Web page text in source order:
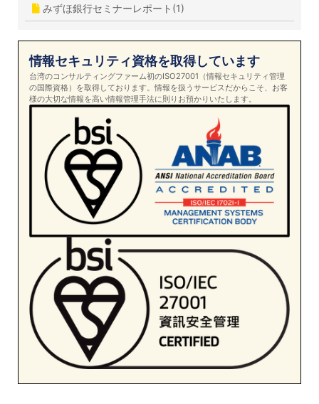
みずほ銀行セミナーレポート(1)
情報セキュリティ資格を取得しています
台湾のコンサルティングファーム初のISO27001（情報セキュリティ管理
の国際資格）を取得しております。情報を扱うサービスだからこそ、お客
様の大切な情報を高い情報管理手法に則りお預かりいたします。